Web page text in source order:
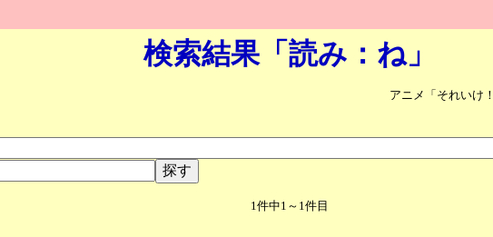
検索結果「読み：ね」
アニメ「それいけ
1件中1～1件目